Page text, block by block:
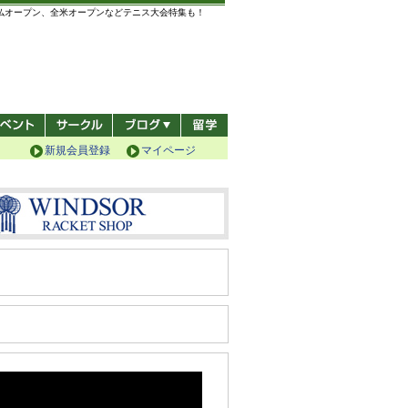
ープン、全米オープンなどテニス大会特集も！
マイページ
新規会員登録